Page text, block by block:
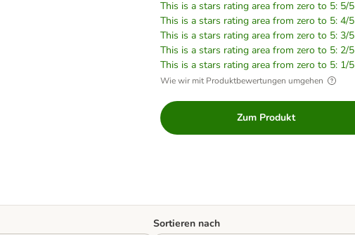
This is a stars rating area from zero to 5: 5/5
This is a stars rating area from zero to 5: 4/5
This is a stars rating area from zero to 5: 3/5
This is a stars rating area from zero to 5: 2/5
This is a stars rating area from zero to 5: 1/5
Wie wir mit Produktbewertungen umgehen
Zum Produkt
Sortieren nach